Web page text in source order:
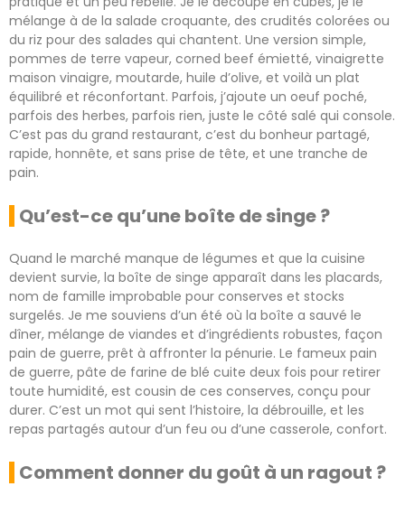
mélange à de la salade croquante, des crudités colorées ou
du riz pour des salades qui chantent. Une version simple,
pommes de terre vapeur, corned beef émietté, vinaigrette
maison vinaigre, moutarde, huile d’olive, et voilà un plat
équilibré et réconfortant. Parfois, j’ajoute un oeuf poché,
parfois des herbes, parfois rien, juste le côté salé qui console.
C’est pas du grand restaurant, c’est du bonheur partagé,
rapide, honnête, et sans prise de tête, et une tranche de
pain.
Qu’est-ce qu’une boîte de singe ?
Quand le marché manque de légumes et que la cuisine
devient survie, la boîte de singe apparaît dans les placards,
nom de famille improbable pour conserves et stocks
surgelés. Je me souviens d’un été où la boîte a sauvé le
dîner, mélange de viandes et d’ingrédients robustes, façon
pain de guerre, prêt à affronter la pénurie. Le fameux pain
de guerre, pâte de farine de blé cuite deux fois pour retirer
toute humidité, est cousin de ces conserves, conçu pour
durer. C’est un mot qui sent l’histoire, la débrouille, et les
repas partagés autour d’un feu ou d’une casserole, confort.
Comment donner du goût à un ragout ?